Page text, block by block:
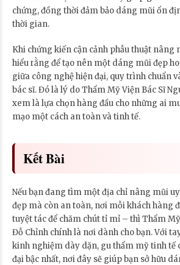
chứng, đồng thời đảm bảo dáng mũi ổn
thời gian.
Khi chứng kiến cận cảnh phẫu thuật nâng
hiểu rằng để tạo nên một dáng mũi đẹp
giữa công nghệ hiện đại, quy trình chuẩn
bác sĩ. Đó là lý do Thẩm Mỹ Viện Bác Sĩ
xem là lựa chọn hàng đầu cho những ai
mạo một cách an toàn và tinh tế.
Kết Bài
Nếu bạn đang tìm một địa chỉ nâng mũi
đẹp mà còn an toàn, nơi mỗi khách hàng
tuyệt tác để chăm chút tỉ mỉ – thì Thẩm
Đỗ Chỉnh chính là nơi dành cho bạn. Với
kinh nghiệm dày dặn, gu thẩm mỹ tinh tế
đại bậc nhất, nơi đây sẽ giúp bạn sở hữu